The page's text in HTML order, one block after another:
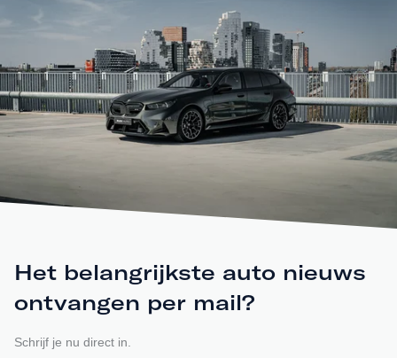
Het belangrijkste auto nieuws
ontvangen per mail?
Schrijf je nu direct in.